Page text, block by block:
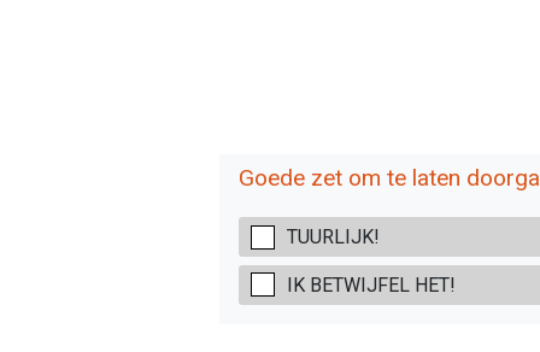
Goede zet om te laten
TUURLIJK!
IK BETWIJFEL HET!